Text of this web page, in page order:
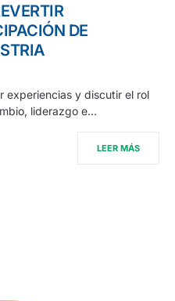
DE
experiencias y discutir el rol
liderazgo e…
LEER MÁS